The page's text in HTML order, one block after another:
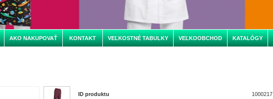
AKO NAKUPOVAŤ KONTAKT VEĽKOSTNÉ TABULKY VEĽKOOBCHOD KATALÓGY
ID produktu 1000217